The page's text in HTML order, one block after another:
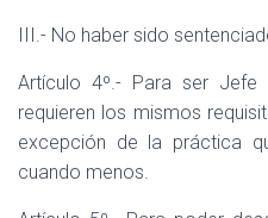
III.- No haber sido
Artículo 4º.- Para ser
requieren los mismos
excepción de la práctica
cuando menos.